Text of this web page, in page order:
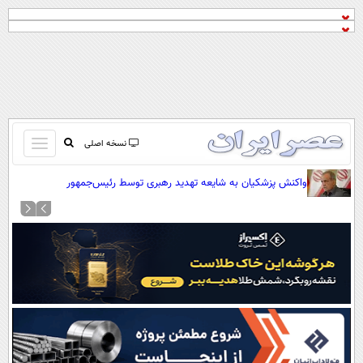
نسخه اصلی
باز
و
کردن
صفحه اول
آرشیو
نظرسنجی
آب و هوا
اوقات شرعی
سواد زندگی
واکنش پزشکیان به شایعه تهدید رهبری توسط رئیس‌جمهور